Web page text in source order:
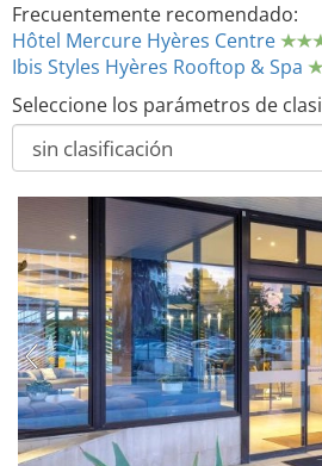
Frecuentemente recomendado:
Hôtel Mercure Hyères Centre
Ibis Styles Hyères Rooftop & Spa
Seleccione los parámetros de